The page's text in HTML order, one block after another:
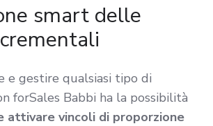
smart delle
e gestire qualsiasi tipo di
forSales Babbi ha la possibilità
attivare vincoli di proporzione